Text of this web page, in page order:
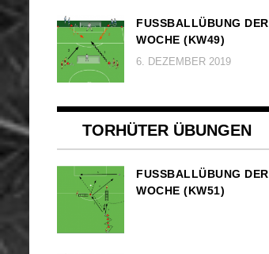
FUSSBALLÜBUNG DER W
OCHE (KW49)
6. DEZEMBER 2019
TORHÜTER ÜBUNGEN
FUSSBALLÜBUNG DER W
OCHE (KW51)